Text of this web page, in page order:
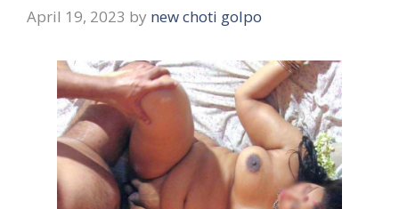
April 19, 2023 by new choti golpo